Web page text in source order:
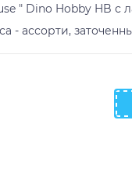
" Dino Hobby HB с
- ассорти,